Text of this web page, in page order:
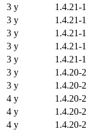
3 y
1.4.21-1
3 y
1.4.21-1
3 y
1.4.21-1
3 y
1.4.21-1
3 y
1.4.21-1
3 y
1.4.20-2
3 y
1.4.20-2
4 y
1.4.20-2
4 y
1.4.20-2
4 y
1.4.20-2